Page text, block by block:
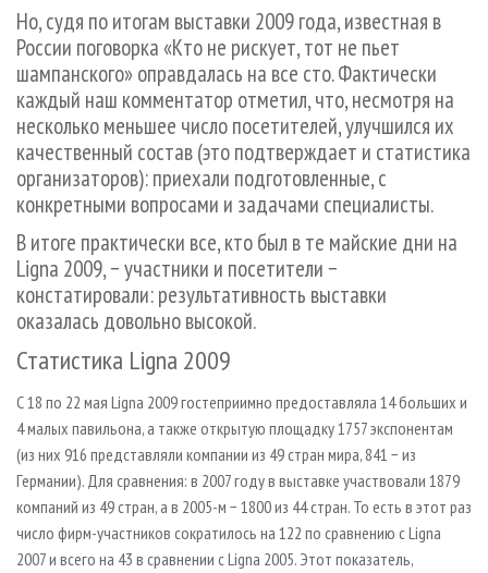
Но, судя по итогам выставки 2009 года, известная в
России поговорка «Кто не рискует, тот не пьет
шампанского» оправдалась на все сто. Фактически
каждый наш комментатор отметил, что, несмотря на
несколько меньшее число посетителей, улучшился их
качественный состав (это подтверждает и статистика
организаторов): приехали подготовленные, с
конкретными вопросами и задачами специалисты.
В итоге практически все, кто был в те майские дни на
Ligna 2009, − участники и посетители −
констатировали: результативность выставки
оказалась довольно высокой.
Статистика Ligna 2009
С 18 по 22 мая Ligna 2009 гостеприимно предоставляла 14 больших и
4 малых павильона, а также открытую площадку 1757 экспонентам
(из них 916 представляли компании из 49 стран мира, 841 − из
Германии). Для сравнения: в 2007 году в выставке участвовали 1879
компаний из 49 стран, а в 2005-м − 1800 из 44 стран. То есть в этот раз
число фирм-участников сократилось на 122 по сравнению с Ligna
2007 и всего на 43 в сравнении с Ligna 2005. Этот показатель,